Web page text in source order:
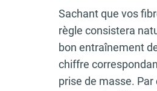
Sachant que vos
règle consistera
bon entraînement
chiffre
prise de masse.